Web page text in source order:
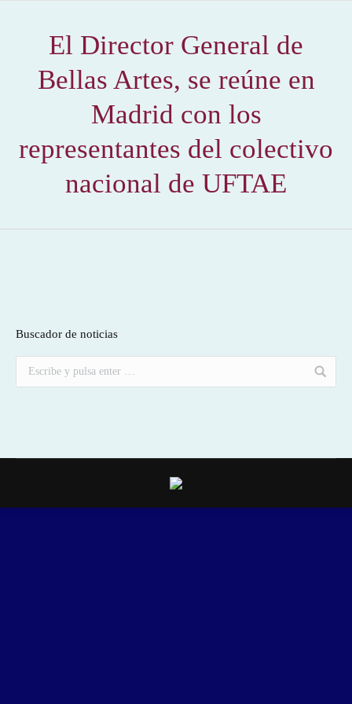
El Director General de
Bellas Artes, se reúne en
Madrid con los
representantes del colectivo
nacional de UFTAE
Buscador de noticias